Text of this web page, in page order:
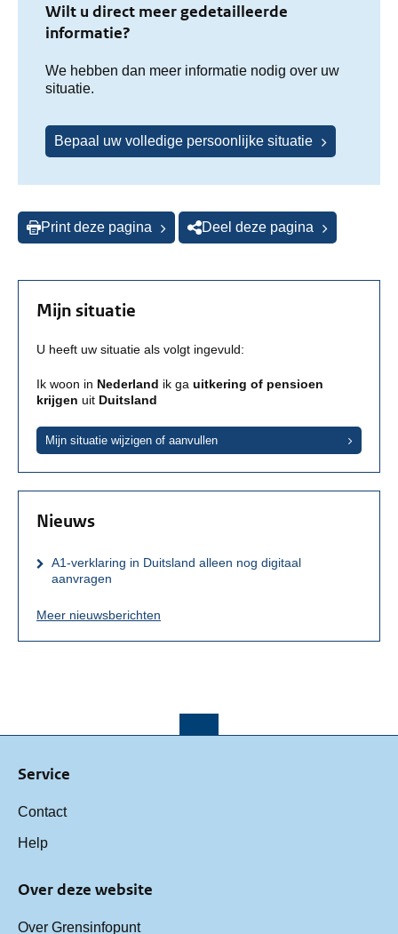
Wilt u direct meer gedetailleerde
informatie?
We hebben dan meer informatie nodig over uw
situatie.
Bepaal uw volledige persoonlijke situatie
Print deze pagina Deel deze pagina
Mijn situatie
U heeft uw situatie als volgt ingevuld:
Ik woon in Nederland ik ga uitkering of pensioen
krijgen uit Duitsland
Mijn situatie wijzigen of aanvullen
Nieuws
A1-verklaring in Duitsland alleen nog digitaal
aanvragen
Meer nieuwsberichten
Service
Contact
Help
Over deze website
Over Grensinfopunt